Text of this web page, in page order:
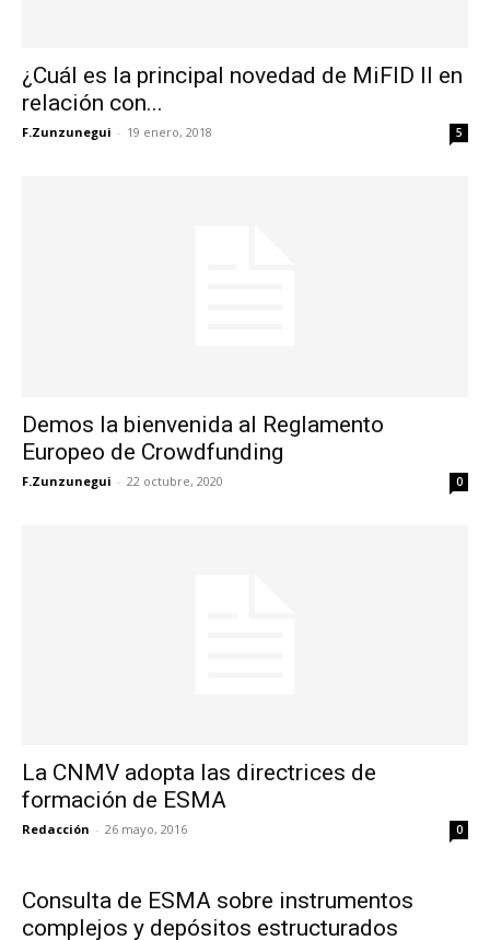
¿Cuál es la principal novedad de MiFID II en
relación con...
F.Zunzunegui - 19 enero, 2018 5
Demos la bienvenida al Reglamento
Europeo de Crowdfunding
F.Zunzunegui - 22 octubre, 2020 0
La CNMV adopta las directrices de
formación de ESMA
Redacción - 26 mayo, 2016 0
Consulta de ESMA sobre instrumentos
complejos y depósitos estructurados